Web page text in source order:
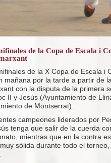
de la Copa de Escala i
de la X Copa de Escala i
mañana por la tarde a partir de
con la disputa de la primera
II y Jesús (Ayuntamiento de
de Montserrat).
campeones liderados por
tenga que salir de la cuerda
mientras que en la contra
sólida durante todo el